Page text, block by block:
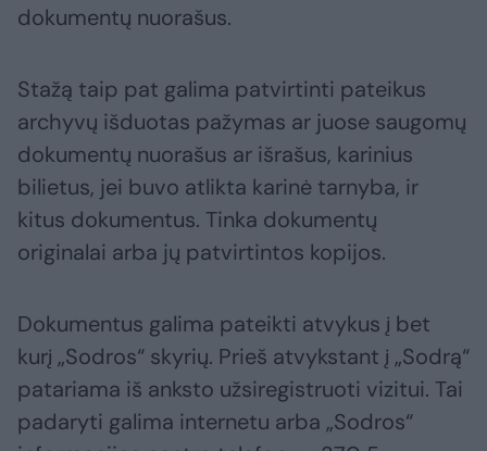
dokumentų nuorašus.
Stažą taip pat galima patvirtinti pateikus
archyvų išduotas pažymas ar juose saugomų
dokumentų nuorašus ar išrašus, karinius
bilietus, jei buvo atlikta karinė tarnyba, ir
kitus dokumentus. Tinka dokumentų
originalai arba jų patvirtintos kopijos.
Dokumentus galima pateikti atvykus į bet
kurį „Sodros“ skyrių. Prieš atvykstant į „Sodrą“
patariama iš anksto užsiregistruoti vizitui. Tai
padaryti galima internetu arba „Sodros“